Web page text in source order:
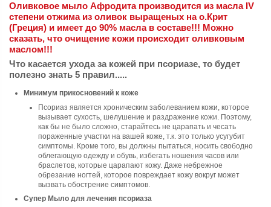
Оливковое мыло Афродита производится из масла IV
степени отжима из оливок выращеных на о.Крит
(Греция) и имеет до 90% масла в составе!!! Можно
сказать, что очищение кожи происходит оливковым
маслом!!!
Что касается ухода за кожей при псориазе, то будет
полезно знать 5 правил.....
Минимум прикосновений к коже
Псориаз является хроническим заболеванием кожи, которое
вызывает сухость, шелушение и раздражение кожи. Поэтому,
как бы не было сложно, старайтесь не царапать и чесать
пораженные участки на вашей коже, т.к. это только усугубит
симптомы. Кроме того, вы должны пытаться, носить свободно
облегающую одежду и обувь, избегать ношения часов или
браслетов, которые царапают кожу. Даже небрежное
обрезание ногтей, которое повреждает кожу вокруг может
вызвать обострение симптомов.
Супер Мыло для лечения псориаза